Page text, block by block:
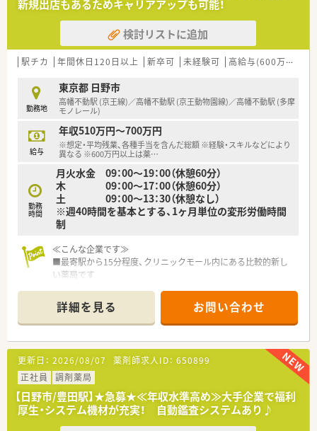
※中途薬剤師の入社時研修は4日間(調剤での採用の場合は＋1日
でレセコン研修)個別にフォローアップ面談も行っています。
《機材も充実しています》
◎全店舗に錠剤監査システム・音声入力システム・監査システム
おります。
《福利厚生》
◎女性活躍推進法に基づく基準適合厚生大臣より「えるぼし（最
高位の3段階目）」認定を取得しています。
◎財形貯蓄 持株会 共済保険などの福利厚生があります。
◎入社2年目から7連休取得可能！(ほぼ全員が取得しています)
◎育児休業復帰率96％ 育児時短勤務は、お子さんが小学校6年
生まで可能(1日6時間勤務)
◎再雇用ライセンス制度も用意しております。 (退職後3年間
であれば、同資格での再入社可能)
◎自由度が高くチャレンジしやすい環境です。
◎社員は全員さん付けで呼び、明るく風通しの良い環境を目指し
ています。
◎チャレンジし、実績を残していければ様々なキャリアを広げて
いけます。
◎リクルーターや、店舗開発、商品開発、新規プロジェクトなど
活躍できるフィールドは様々で、社内公募制度があり、自らチャ
ンスを掴むことができます。
新規出店もあるためキャリアアップも可能！
検討リストに追加
駅チカ 年間休日120日以上 新卒可 未経験可 高給与(600万円以上)
勤務地
東京都 日野市
高幡不動駅 (京王線)／高幡不動駅 (京王動物園線)／高幡不動駅 (多摩
モノレール)
給与
年収510万円～700万円
※想定・平均残業、各種手当を含んだ総額 ※経験・スキルなどにより
異なる ※600万円以上は薬…
勤務
時間
月火水金 09：00～19：00（休憩60分）
木 09：00～17：00（休憩60分）
土 09：00～13：30（休憩なし）
※週40時間を基本とする、1ヶ月単位の変形労働時間
制
≪こんな企業です≫
■最寄駅から15分程度、クリニックモール内にある比較的新し
い薬局です
心配なく業務が行えます
■1日40枚程度の処方箋を受けています
≪こんな会社です≫
■一都三県を中心に、全国で約80店舗展開している会社です。
■店舗形態はさまざま！
大学病院や総合病院前、医療ビル、医療モール、診療所前など、
幅広い展開をしており、いろいろな形態の店舗を体験できま
す。
■経営安定
医師の人材紹介・医療ビルの開発など、
詳細を見る お問い合わせ
更新日： 2026/08/07 薬剤師求人ID： 650899
正社員
調剤薬局
【日野市/豊田駅】★急募★≪年収水準高め≫大手企業で福利
厚生・システム機材が充実！ 自動鑑査システムあり♪